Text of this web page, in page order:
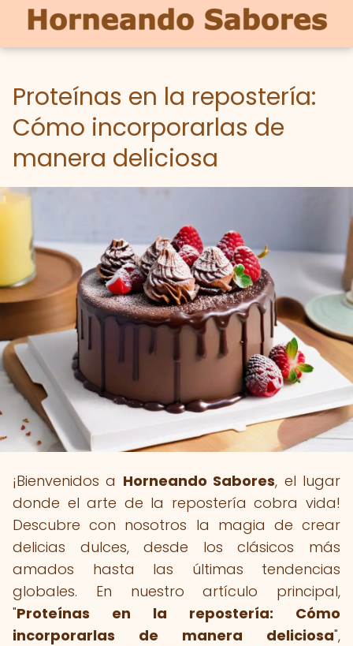
Proteínas en la repostería:
Cómo incorporarlas de
manera deliciosa
¡Bienvenidos a Horneando Sabores, el lugar
donde el arte de la repostería cobra vida!
Descubre con nosotros la magia de crear
delicias dulces, desde los clásicos más
amados hasta las últimas tendencias
globales. En nuestro artículo principal,
"Proteínas en la repostería: Cómo
incorporarlas de manera deliciosa",